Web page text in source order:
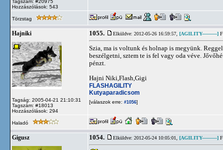
Tagszám: #20975
Hozzászólások: 543
Törzstag
Hajniki
Tagság: 2005-04-21 21:10:31
Tagszám: #18013
Hozzászólások: 294
1055. Elküldve: 2012-05-26 16:59:57, [AGILITY----------]
Szia, ma is voltunk és holnap is megyünk.
beszélgetni, sztem te is fel vagy oda véve.
pénzt.
Hajni Niki,Flash,Gigi
FLASHAGILITY
Kutyaparadicsom
[válaszok erre: #1056]
Haladó
Gigusz 1054. Elküldve: 2012-05-24 10:05:01, [AGILITY----------]